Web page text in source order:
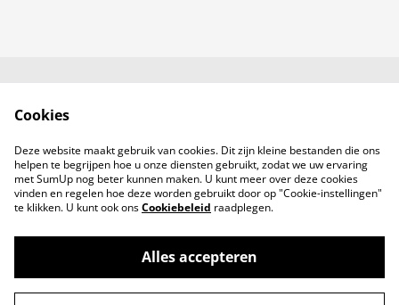
Neem contact met
Privacybeleid
Cookiebeleid
Producten
©2026No Gloss No Glory
Cookies
Deze website maakt gebruik van cookies. Dit zijn kleine bestanden die ons
helpen te begrijpen hoe u onze diensten gebruikt, zodat we uw ervaring
met SumUp nog beter kunnen maken. U kunt meer over deze cookies
vinden en regelen hoe deze worden gebruikt door op "Cookie-instellingen"
te klikken. U kunt ook onsCookiebeleid raadplegen.
Alles accepteren